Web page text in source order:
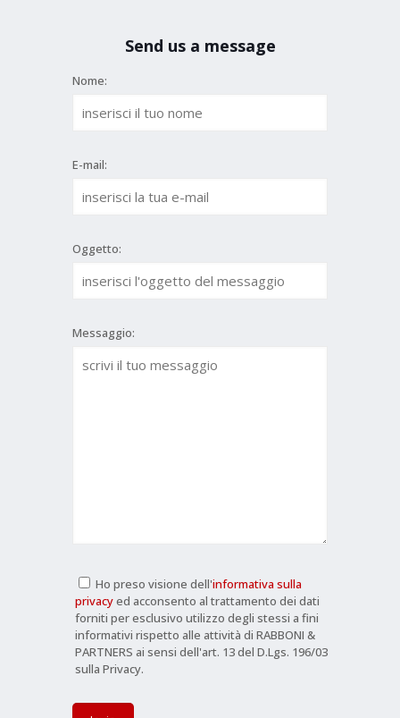
Send us a message
Nome:
E-mail:
Oggetto:
Messaggio:
Ho preso visione dell'informativa sulla
privacyed acconsento al trattamento dei dati
forniti per esclusivo utilizzo degli stessi a fini
informativi rispetto alle attività di RABBONI &
PARTNERS ai sensi dell'art. 13 del D.Lgs. 196/03
sulla Privacy.